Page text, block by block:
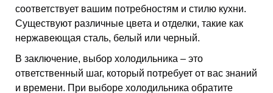
соответствует вашим потребностям и стилю кухни.
Существуют различные цвета и отделки, такие как
нержавеющая сталь, белый или черный.
В заключение, выбор холодильника – это
ответственный шаг, который потребует от вас знаний
и времени. При выборе холодильника обратите